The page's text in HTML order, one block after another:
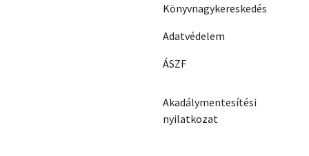
Könyvnagykereskedés
Adatvédelem
ÁSZF
Akadálymentesítési
nyilatkozat